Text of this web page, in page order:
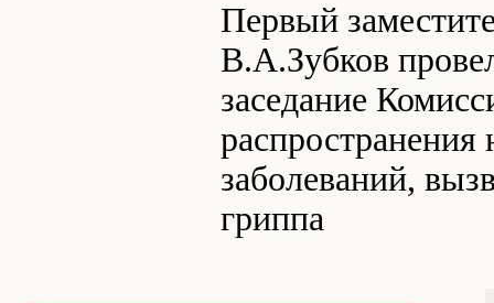
Первый
В.А.Зубков
заседание
заболеваний,
гриппа